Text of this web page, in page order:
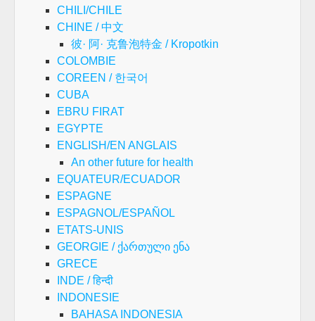
CHILI/CHILE
CHINE / 中文
彼· 阿· 克鲁泡特金 / Kropotkin
COLOMBIE
COREEN / 한국어
CUBA
EBRU FIRAT
EGYPTE
ENGLISH/EN ANGLAIS
An other future for health
EQUATEUR/ECUADOR
ESPAGNE
ESPAGNOL/ESPAÑOL
ETATS-UNIS
GEORGIE / ქართული ენა
GRECE
INDE / हिन्दी
INDONESIE
BAHASA INDONESIA